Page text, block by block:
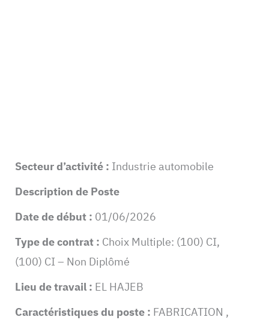
Secteur d’activité : Industrie automobile
Description de Poste
Date de début : 01/06/2026
Type de contrat : Choix Multiple: (100) CI,
(100) CI – Non Diplômé
Lieu de travail : EL HAJEB
Caractéristiques du poste : FABRICATION ,